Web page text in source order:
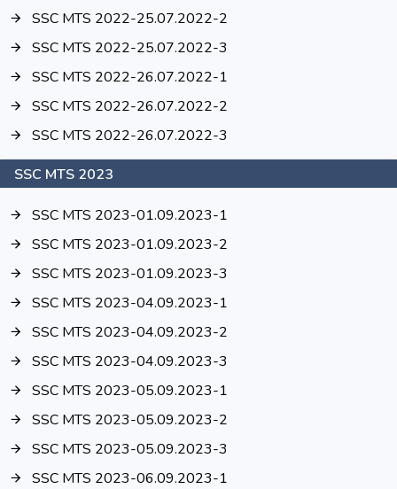
SSC MTS 2022-25.07.2022-2
SSC MTS 2022-25.07.2022-3
SSC MTS 2022-26.07.2022-1
SSC MTS 2022-26.07.2022-2
SSC MTS 2022-26.07.2022-3
SSC MTS 2023
SSC MTS 2023-01.09.2023-1
SSC MTS 2023-01.09.2023-2
SSC MTS 2023-01.09.2023-3
SSC MTS 2023-04.09.2023-1
SSC MTS 2023-04.09.2023-2
SSC MTS 2023-04.09.2023-3
SSC MTS 2023-05.09.2023-1
SSC MTS 2023-05.09.2023-2
SSC MTS 2023-05.09.2023-3
SSC MTS 2023-06.09.2023-1